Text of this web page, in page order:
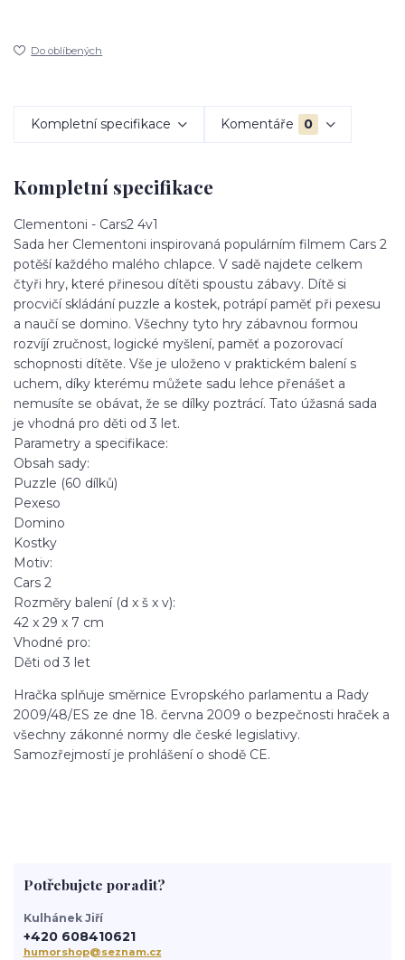
Do oblíbených
Kompletní specifikace Komentáře 0
Kompletní specifikace
Clementoni - Cars2 4v1
Sada her Clementoni inspirovaná populárním filmem Cars 2
potěší každého malého chlapce. V sadě najdete celkem
čtyři hry, které přinesou dítěti spoustu zábavy. Dítě si
procvičí skládání puzzle a kostek, potrápí paměť při pexesu
a naučí se domino. Všechny tyto hry zábavnou formou
rozvíjí zručnost, logické myšlení, paměť a pozorovací
schopnosti dítěte. Vše je uloženo v praktickém balení s
uchem, díky kterému můžete sadu lehce přenášet a
nemusíte se obávat, že se dílky poztrácí. Tato úžasná sada
je vhodná pro děti od 3 let.
Parametry a specifikace:
Obsah sady:
Puzzle (60 dílků)
Pexeso
Domino
Kostky
Motiv:
Cars 2
Rozměry balení (d x š x v):
42 x 29 x 7 cm
Vhodné pro:
Děti od 3 let
Hračka splňuje směrnice Evropského parlamentu a Rady
2009/48/ES ze dne 18. června 2009 o bezpečnosti hraček a
všechny zákonné normy dle české legislativy.
Samozřejmostí je prohlášení o shodě CE.
Potřebujete poradit?
Kulhánek Jiří
+420 608410621
humorshop@seznam.cz